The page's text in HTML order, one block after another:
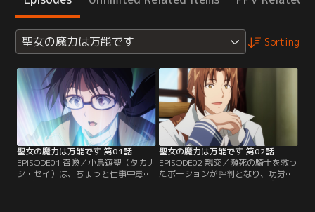
聖女の魔力は万能です Sorting
聖女の魔力は万能です 第01話
EPISODE01 召喚／小鳥遊聖（タカナ
シ・セイ）は、ちょっと仕事中毒な
聖女の魔力は万能です 第02話
EPISODE02 親交／瀕死の騎士を救っ
たポーションが評判となり、功労者